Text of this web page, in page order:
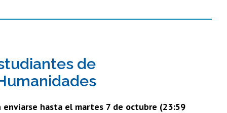
Bachillerato
Hospital Clínico
de
hasta el martes 7 de octubre (23:59